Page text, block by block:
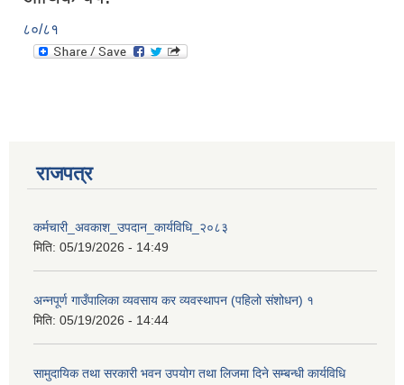
८०/८१
राजपत्र
कर्मचारी_अवकाश_उपदान_कार्यविधि_२०८३
मिति: 05/19/2026 - 14:49
अन्नपूर्ण गाउँपालिका व्यवसाय कर व्यवस्थापन (पहिलो संशोधन) १
मिति: 05/19/2026 - 14:44
सामुदायिक तथा सरकारी भवन उपयोग तथा लिजमा दिने सम्बन्धी कार्यविधि